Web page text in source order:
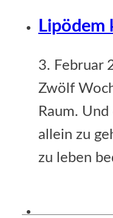
Lipödem
3. Februar
Zwölf
Raum.
allein zu
zu leben